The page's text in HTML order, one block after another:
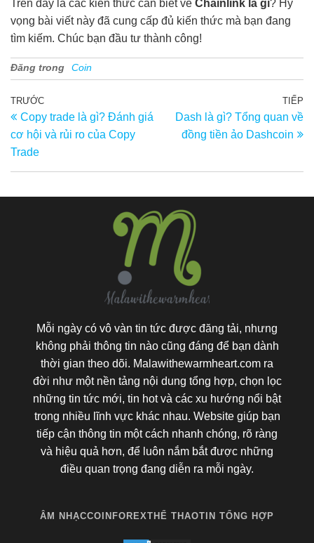
Trên đây là các kiến thức cần biết về Chainlink là gì? Hy
vọng bài viết này đã cung cấp đủ kiến thức mà bạn đang
tìm kiếm. Chúc bạn đầu tư thành công!
Đăng trong Coin
Điều
hướng
bài
viết
Bài
trước
TRƯỚC
Copy trade là gì? Đánh giá
cơ hội và rủi ro của Copy
Trade
TIẾP
Dash là gì? Tổng quan về
đồng tiền ảo Dashcoin
Mỗi ngày có vô vàn tin tức được đăng tải, nhưng
không phải thông tin nào cũng đáng để bạn dành
thời gian theo dõi. Malawithewarmheart.com ra
đời như một nền tảng nội dung tổng hợp, chọn lọc
những tin tức mới, tin hot và các xu hướng nổi bật
trong nhiều lĩnh vực khác nhau. Website giúp bạn
tiếp cận thông tin một cách nhanh chóng, rõ ràng
và hiệu quả hơn, để luôn nắm bắt được những
điều quan trọng đang diễn ra mỗi ngày.
ÂM NHẠCCOIN FOREXTHỂ THAOTIN TỔNG HỢP